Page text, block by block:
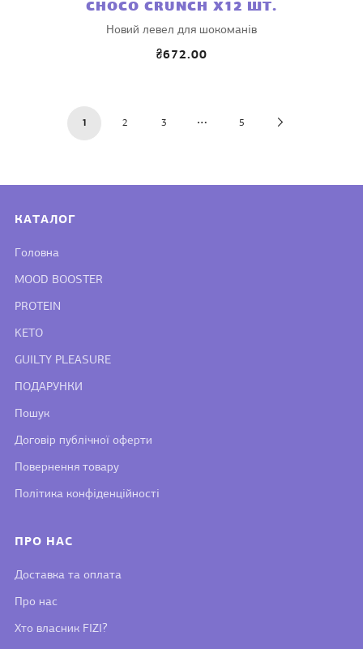
CHOCO CRUNCH X12 ШТ.
Новий левел для шокоманів
₴672.00
1 2 3 … 5
КАТАЛОГ
Головна
MOOD BOOSTER
PROTEIN
KETO
GUILTY PLEASURE
ПОДАРУНКИ
Пошук
Договір публічної оферти
Повернення товару
Політика конфіденційності
ПРО НАС
Доставка та оплата
Про нас
Хто власник FIZI?